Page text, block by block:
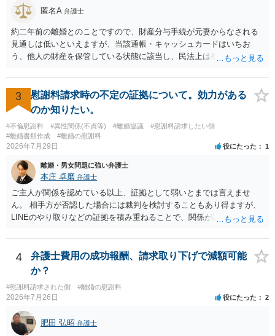
や費用などを踏まえて個別に検討することになります。公正証書の他
の条項において、養育費の終期についてどのように定められている
か、大学進学に関する定めの有無、「教育費」「進学費用」に関する
定めの有無等について確認する必要があると考えられます。
匿名A 弁護士
約二年前の離婚とのことですので、財産分与手続が元妻からなされる
見通しは低いといえますが、当該通帳・キャッシュカードはいちお
う、他人の財産を保管している状態に該当し、民法上は事務管理（597
えにくくとも、表だってのお答えとしては元妻の了解なく処分するこ
とはできないというお答えになってしまいます。
3
慰謝料請求時の不定の証拠について。効力がある
のか知りたい。
#不倫慰謝料 #異性関係(不貞等) #離婚協議
#慰謝料請求したい側
#離婚書類作成
#離婚の慰謝料
2026年7月29日 役にたった 1
離婚・男女問題に強い弁護士
本庄 卓磨 弁護士
ご主人が関係を認めている以上、証拠として弱いとまでは言えませ
ん。 相手方が否認した場合には裁判を検討することもあり得ますが、
LINEのやり取りなどの証拠を積み重ねることで、関係が認定される余
個別の事情によりますので、お早めに弁護士に相談されることをおす
すめします。
4
弁護士費用の成功報酬、請求取り下げで減額可能
か？
#慰謝料請求された側 #離婚の慰謝料
2026年7月26日 役にたった 2
肥田 弘昭 弁護士